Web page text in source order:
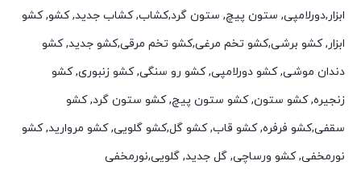
ابزار,دورلامپی, ستون پیچ, ستون گرد,کشاب, کشاب جدید, کشو, کشو
ابزار, کشو برشی,کشو تخم مرغی,کشو تخم مرقی,کشو جدید, کشو
دندان موشی, کشو دورلامپی, کشو رو سنگی, کشو زنبوری, کشو
زنجیره, کشو ستون, کشو ستون پیچ, کشو ستون گرد, کشو
سقفی,کشو فرفره, کشو قاب, کشو گل,کشو گلویی, کشو مروارید, کشو
نورمخفی, کشو ورساچی, گل جدید, گلویی,نورمخفی